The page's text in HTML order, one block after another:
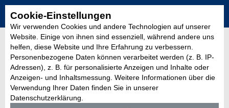
Cookie-Einstellungen
Wir verwenden Cookies und andere Technologien auf unserer
Website. Einige von ihnen sind essenziell, während andere uns
helfen, diese Website und Ihre Erfahrung zu verbessern.
Personenbezogene Daten können verarbeitet werden (z. B. IP-
Adressen), z. B. für personalisierte Anzeigen und Inhalte oder
Anzeigen- und Inhaltsmessung. Weitere Informationen über die
Verwendung Ihrer Daten finden Sie in unserer
Datenschutzerklärung.